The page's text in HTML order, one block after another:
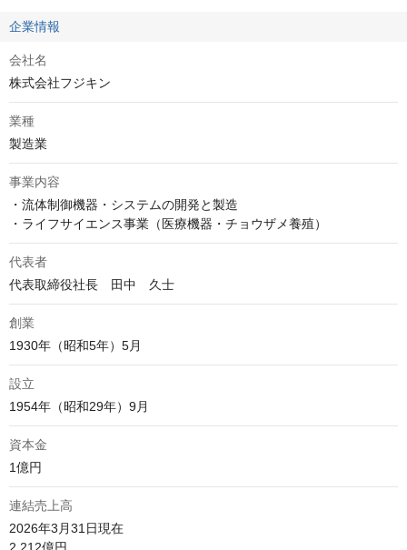
企業情報
会社名
株式会社フジキン
業種
製造業
事業内容
・流体制御機器・システムの開発と製造
・ライフサイエンス事業（医療機器・チョウザメ養殖）
代表者
代表取締役社長　田中　久士
創業
1930年（昭和5年）5月
設立
1954年（昭和29年）9月
資本金
1億円
連結売上高
2026年3月31日現在